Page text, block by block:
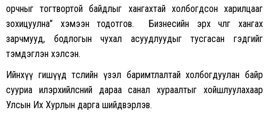
орчныг тогтвортой байдлыг хангахтай холбогдсон харилцааг
зохицуулна” хэмээн тодотгов. Бизнесийн эрх чөлөөг хангах
зарчмууд, бодлогын чухал асуудлуудыг тусгасан гэдгийг
тэмдэглэн хэлсэн.
Ийнхүү гишүүд төслийн үзэл баримтлалтай холбогдуулан байр
сууриа илэрхийлсний дараа санал хураалтыг хойшлуулахаар
Улсын Их Хурлын дарга шийдвэрлэв.